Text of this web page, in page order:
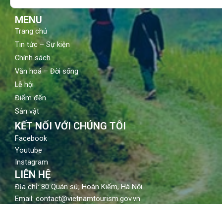
MENU
Trang chủ
Tin tức – Sự kiện
Chính sách
Văn hoá – Đời sống
Lễ hội
Điểm đến
Sản vật
KẾT NỐI VỚI CHÚNG TÔI
Facebook
Youtube
Instagram
LIÊN HỆ
Địa chỉ: 80 Quán sứ, Hoàn Kiếm, Hà Nội
Email: contact@vietnamtourism.gov.vn